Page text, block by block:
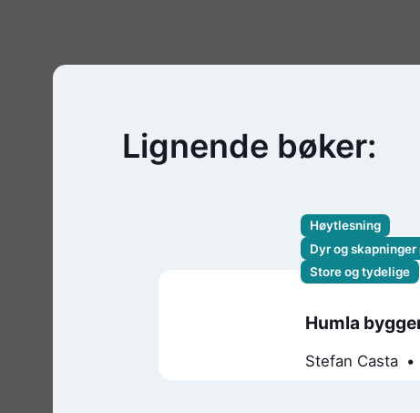
Lignende bøker:
Høytlesning
Dyr og
Store og tydelige
Humla
Stefan Casta